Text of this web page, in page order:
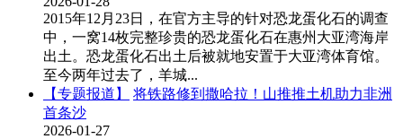
2015年12月23日，在官方主导的针对恐龙蛋化石的调查
中，一窝14枚完整珍贵的恐龙蛋化石在惠州大亚湾海岸
出土。恐龙蛋化石出土后被就地安置于大亚湾体育馆。
至今两年过去了，羊城...
【专题报道】
将铁路修到撒哈拉！山推推土机助力非洲
首条沙
2026-01-27